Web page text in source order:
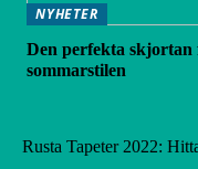
NYHETER
Den perfekta skjortan
sommarstilen
Rusta Tapeter 2022: